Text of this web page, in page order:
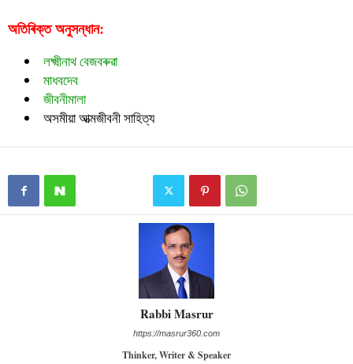
অতিৰিক্ত অনুসন্ধান:
লক্ষ্মীনাথ বেজবৰুৱা
মাধবদেব
জীবনীমালা
অসমীয়া আত্মজীবনী সাহিত্য
Rabbi Masrur
https://masrur360.com
Thinker, Writer & Speaker